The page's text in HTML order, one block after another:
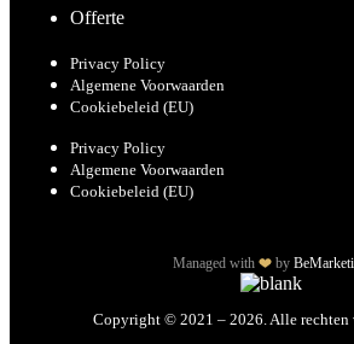
Offerte
Privacy Policy
Algemene Voorwaarden
Cookiebeleid (EU)
Privacy Policy
Algemene Voorwaarden
Cookiebeleid (EU)
Managed with by
Copyright © 2021 – 2026. Alle rechten